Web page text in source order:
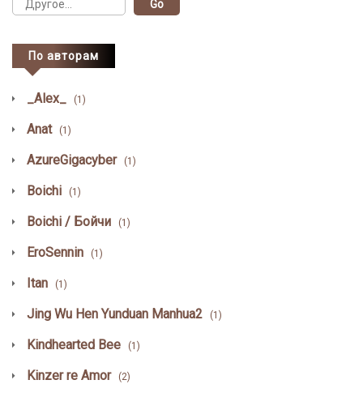
По авторам
_Alex_ (1)
Anat (1)
AzureGigacyber (1)
Boichi (1)
Boichi / Бойчи (1)
EroSennin (1)
Itan (1)
Jing Wu Hen Yunduan Manhua2 (1)
Kindhearted Bee (1)
Kinzer re Amor (2)